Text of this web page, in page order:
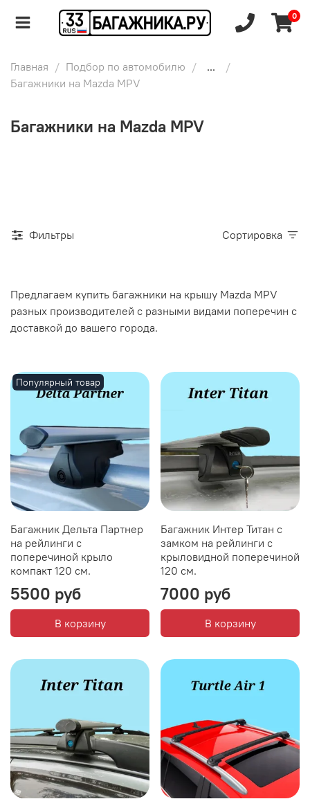
0
Главная Подбор по автомобилю
...
Багажники на Mazda MPV
Багажники на Mazda MPV
Фильтры Сортировка
Предлагаем купить багажники на крышу Mazda MPV
разных производителей с разными видами поперечин с
доставкой до вашего города.
Популярный товар
Багажник Дельта Партнер
на рейлинги с
поперечиной крыло
компакт 120 см.
5500 руб
В корзину
Багажник Интер Титан с
замком на рейлинги с
крыловидной поперечиной
120 см.
7000 руб
В корзину